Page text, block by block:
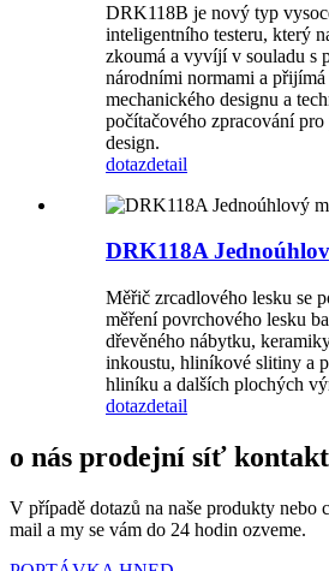
DRK118B je nový typ
inteligentního testeru, který
zkoumá a vyvíjí v souladu s
národními normami a
mechanického designu a
počítačového zpracování
design.
dotazdetail
DRK118A
Měřič zrcadlového lesku se
měření povrchového lesku
dřevěného nábytku,
inkoustu, hliníkové slitiny a
hliníku a dalších plochých
dotazdetail
o nás prodejní síť
V případě dotazů na naše produkty nebo
mail a my se vám do 24 hodin ozveme.